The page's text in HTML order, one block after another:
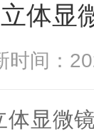
体显
时间
体显微镜